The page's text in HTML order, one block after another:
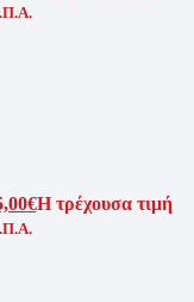
€Η τρέχουσα τιμή